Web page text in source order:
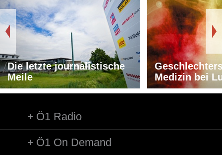
Die letzte journalistische
Meile
Medizin bei
Ö1 Radio
Ö1 On Demand